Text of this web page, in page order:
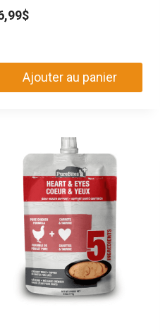
$
Ajouter au panier